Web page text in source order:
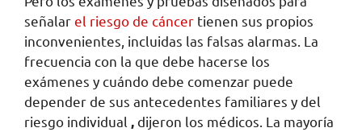
señalarel riesgo de cáncer tienen sus propios
inconvenientes, incluidas las falsas alarmas. La
frecuencia con la que debe hacerse los
exámenes y cuándo debe comenzar puede
depender de sus antecedentes familiares y del
riesgo individual , dijeron los médicos. La mayoría